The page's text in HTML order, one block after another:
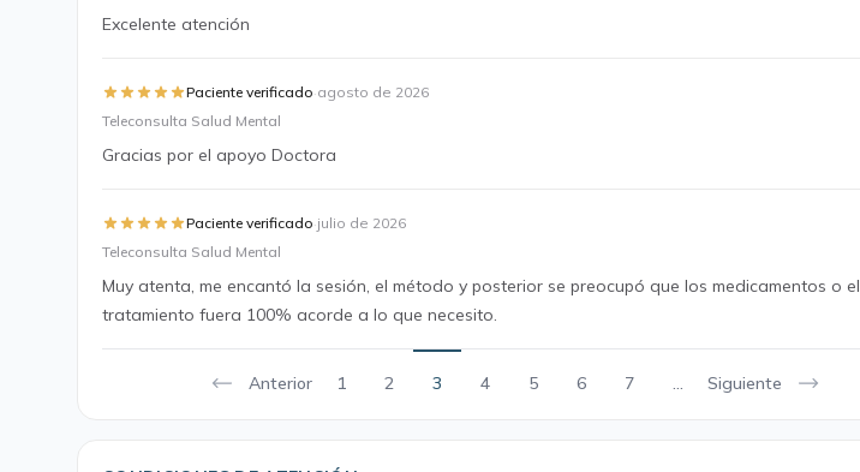
Excelente atención
Paciente verificado·agosto de 2026
Teleconsulta Salud Mental
Gracias por el apoyo Doctora
Paciente verificado·julio de 2026
Teleconsulta Salud Mental
Muy atenta, me encantó la sesión, el método y posterior se preocupó que los medicamentos o el
tratamiento fuera 100% acorde a lo que necesito.
Anterior 1 2 3 4 5 6 7 ... Siguiente